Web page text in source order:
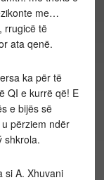
me…
rrugicë të
ata qenë.
ka për të
QI e kurrë që! E
e bijës së
përziem ndër
shkrola.
si A. Xhuvani